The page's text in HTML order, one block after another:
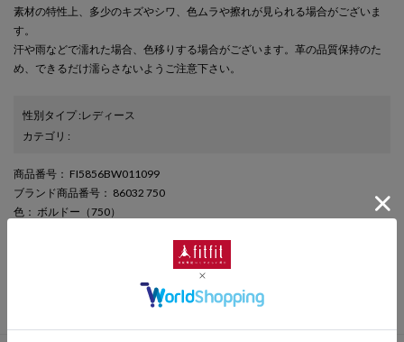
素材の特性上、多少のキズやシワ、色ムラや擦れが見られる場合がございま
す。
汗や雨などで濡れた場合、色移りする場合がございます。革の品質保持のた
め、できるだけ濡らさないようご注意下さい。
性別タイプ : レディース
カテゴリ :
商品番号 ： FI5856BW011099
ブランド商品番号 ： 86032 750
色 ： ボルドー（750）
さらに詳しい情報を表示